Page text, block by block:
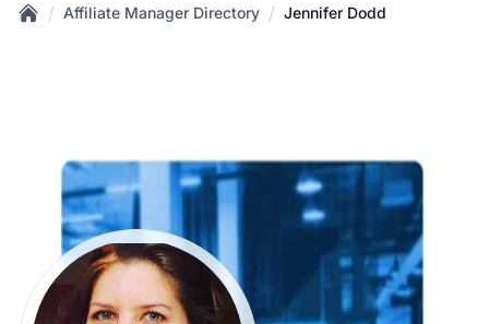
/ Affiliate Manager Directory / Jennifer Dodd